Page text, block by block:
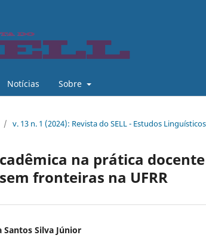
Notícias Sobre
/ v. 13 n. 1 (2024): Revista do SELL - Estudos
na prática
fronteiras na UFRR
Silva Júnior